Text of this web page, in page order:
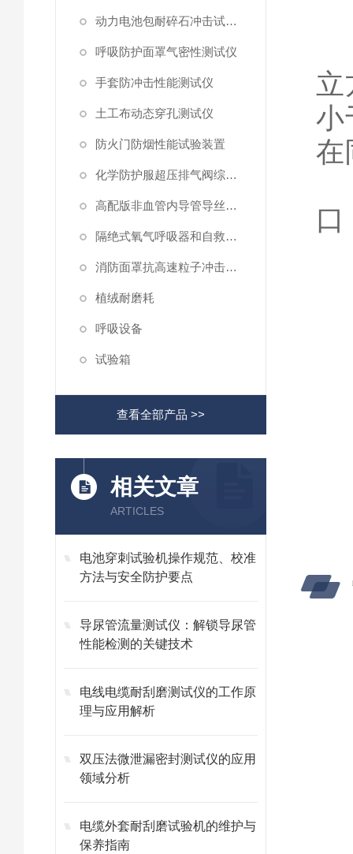
动力电池包耐碎石冲击试验机
呼吸防护面罩气密性测试仪
手套防冲击性能测试仪
土工布动态穿孔测试仪
防火门防烟性能试验装置
化学防护服超压排气阀综合性测试仪
高配版非血管内导管导丝滑动性能测试仪
隔绝式氧气呼吸器和自救器二氧化碳吸收率及水分含量测试仪
消防面罩抗高速粒子冲击试验机
植绒耐磨耗
呼吸设备
试验箱
查看全部产品 >>
相关文章
ARTICLES
电池穿刺试验机操作规范、校准
方法与安全防护要点
导尿管流量测试仪：解锁导尿管
性能检测的关键技术
电线电缆耐刮磨测试仪的工作原
理与应用解析
双压法微泄漏密封测试仪的应用
领域分析
电缆外套耐刮磨试验机的维护与
保养指南
立
小
在